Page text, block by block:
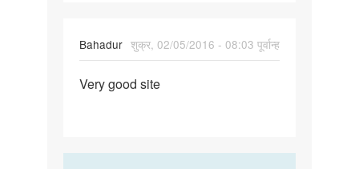
Bahadur शुक्र, 02/05/2016 - 08:03 पूर्वान्ह
Very
Very good site